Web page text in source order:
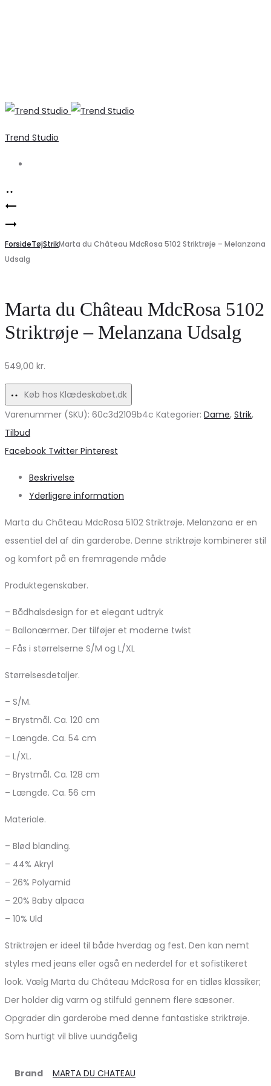
Trend Studio
Product
navigation
Chateau
Hvide
Elegant
Komfort
Elegant
VMELLISON
Kjole
og
Pufærmer
Must-
Have!
ForsideTøjStrikMarta du Château MdcRosa 5102 Striktrøje – Melanzana
Udsalg
Marta du Château MdcRosa 5102
Striktrøje – Melanzana Udsalg
549,00 kr.
Køb hos Klædeskabet.dk
Varenummer (SKU): 60c3d2109b4c Kategorier: Dame, Strik,
Tilbud
Share
Facebook Twitter Pinterest
Beskrivelse
Yderligere information
Marta du Château MdcRosa 5102 Striktrøje. Melanzana er en
essentiel del af din garderobe. Denne striktrøje kombinerer stil
og komfort på en fremragende måde
Produktegenskaber.
– Bådhalsdesign for et elegant udtryk
– Ballonærmer. Der tilføjer et moderne twist
– Fås i størrelserne S/M og L/XL
Størrelsesdetaljer.
– S/M.
– Brystmål. Ca. 120 cm
– Længde. Ca. 54 cm
– L/XL.
– Brystmål. Ca. 128 cm
– Længde. Ca. 56 cm
Materiale.
– Blød blanding.
– 44% Akryl
– 26% Polyamid
– 20% Baby alpaca
– 10% Uld
Striktrøjen er ideel til både hverdag og fest. Den kan nemt
styles med jeans eller også en nederdel for et sofistikeret
look. Vælg Marta du Château MdcRosa for en tidløs klassiker;
Der holder dig varm og stilfuld gennem flere sæsoner.
Opgrader din garderobe med denne fantastiske striktrøje.
Som hurtigt vil blive uundgåelig
Brand MARTA DU CHATEAU